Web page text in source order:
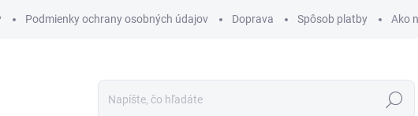
Podmienky ochrany osobných údajov Doprava Spôsob platby Ako
Hľadať